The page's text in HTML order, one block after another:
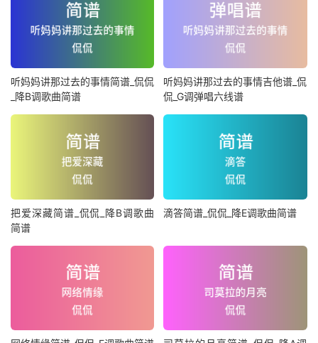
听妈妈讲那过去的事情简谱_侃侃
_降B调歌曲简谱
听妈妈讲那过去的事情吉他谱_侃
侃_G调弹唱六线谱
把爱深藏简谱_侃侃_降B调歌曲
简谱
滴答简谱_侃侃_降E调歌曲简谱